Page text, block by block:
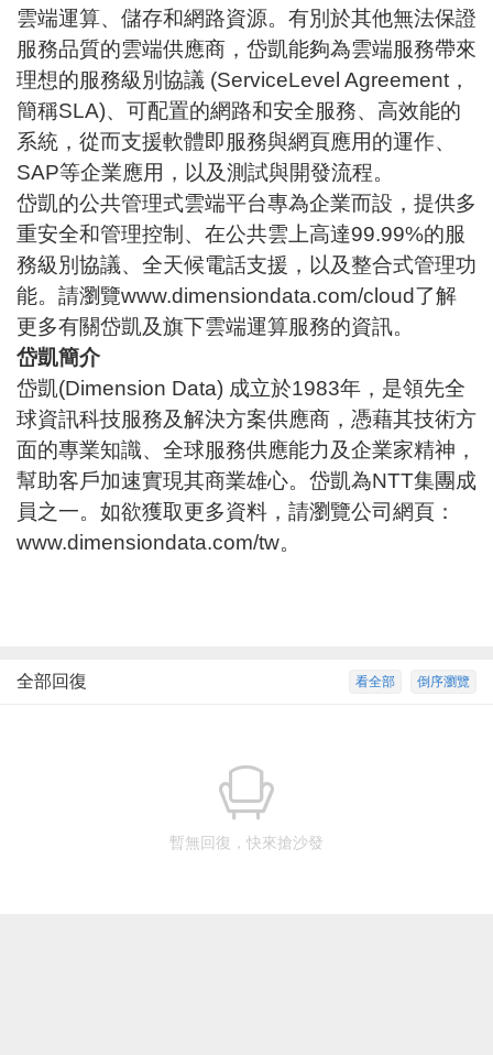
雲端運算、儲存和網路資源。有別於其他無法保證
服務品質的雲端供應商，岱凱能夠為雲端服務帶來
理想的服務級別協議 (ServiceLevel Agreement，
簡稱SLA)、可配置的網路和安全服務、高效能的
系統，從而支援軟體即服務與網頁應用的運作、
SAP等企業應用，以及測試與開發流程。
岱凱的公共管理式雲端平台專為企業而設，提供多
重安全和管理控制、在公共雲上高達99.99%的服
務級別協議、全天候電話支援，以及整合式管理功
能。請瀏覽www.dimensiondata.com/cloud了解
更多有關岱凱及旗下雲端運算服務的資訊。
岱凱簡介
岱凱(Dimension Data) 成立於1983年，是領先全
球資訊科技服務及解決方案供應商，憑藉其技術方
面的專業知識、全球服務供應能力及企業家精神，
幫助客戶加速實現其商業雄心。岱凱為NTT集團成
員之一。如欲獲取更多資料，請瀏覽公司網頁：
www.dimensiondata.com/tw。
倒序瀏覽
看全部
全部回復
暫無回復，快來搶沙發